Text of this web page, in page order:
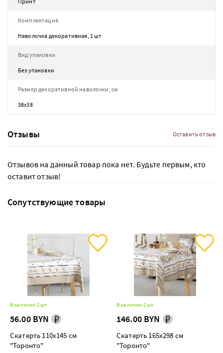
Комплектация
Наволочка декоративная, 1 шт
Вид упаковки
Без упаковки
Размер декоративной наволочки, см
38х38
Отзывы Оставить отзыв
Отзывов на данный товар пока нет. Будьте первым, кто
оставит отзыв!
Сопутствующие товары
В наличии 2 шт
56.00 BYN
Скатерть 110х145 см
"Торонто"
В наличии 2 шт
146.00 BYN
Скатерть 165х298 см
"Торонто"